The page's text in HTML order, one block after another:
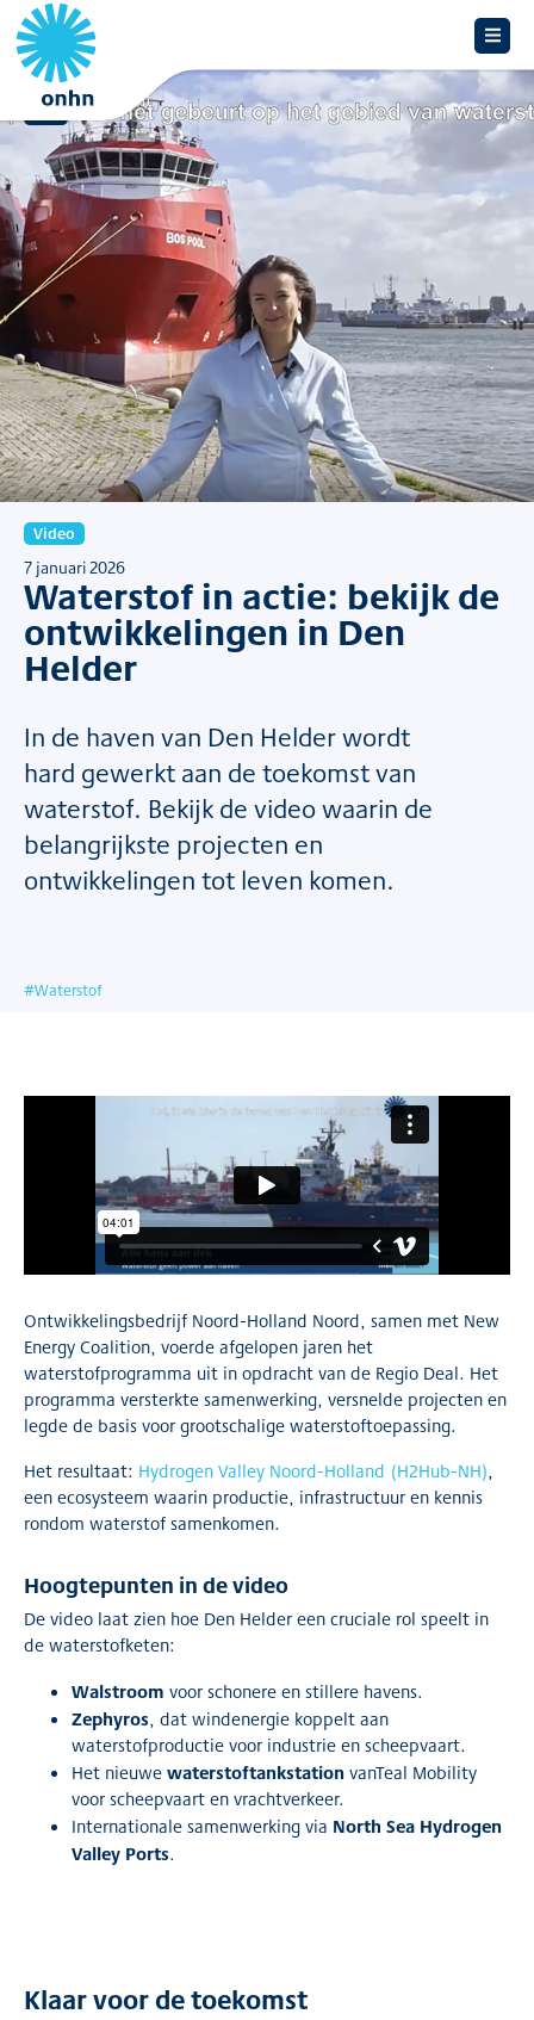
Overzicht
Video
7 januari 2026
Waterstof in actie: bekijk de
ontwikkelingen in Den
Helder
In de haven van Den Helder wordt
hard gewerkt aan de toekomst van
waterstof. Bekijk de video waarin de
belangrijkste projecten en
ontwikkelingen tot leven komen.
#Waterstof
Ontwikkelingsbedrijf Noord-Holland Noord, samen met New
Energy Coalition, voerde afgelopen jaren het
waterstofprogramma uit in opdracht van de Regio Deal. Het
programma versterkte samenwerking, versnelde projecten en
legde de basis voor grootschalige waterstoftoepassing.
Het resultaat: Hydrogen Valley Noord-Holland (H2Hub-NH),
een ecosysteem waarin productie, infrastructuur en kennis
rondom waterstof samenkomen.
Hoogtepunten in de video
De video laat zien hoe Den Helder een cruciale rol speelt in
de waterstofketen:
Walstroom voor schonere en stillere havens.
Zephyros, dat windenergie koppelt aan
waterstofproductie voor industrie en scheepvaart.
Het nieuwewaterstoftankstationvanTeal Mobility
voor scheepvaart en vrachtverkeer.
Internationale samenwerking via North Sea Hydrogen
Valley Ports.
Klaar voor de toekomst